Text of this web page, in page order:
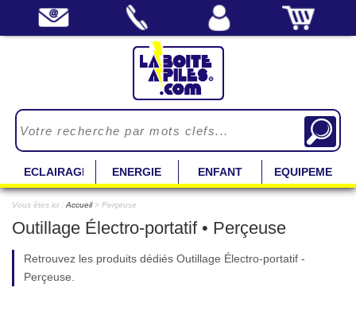
ECLAIRAGE ENERGIE ENFANT EQUIPEMENT
Vous êtes ici : Accueil> Perçeuse
Outillage Électro-portatif • Perçeuse
Retrouvez les produits dédiés Outillage Électro-portatif -
Perçeuse.